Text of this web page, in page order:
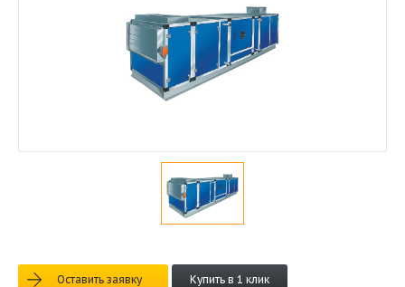
Оставить заявку Купить в 1 клик